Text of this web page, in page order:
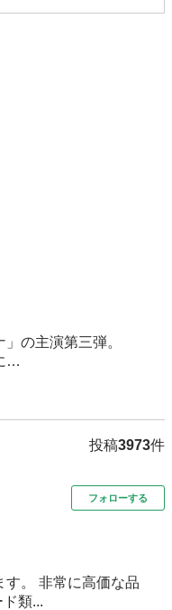
の主演第三弾。
…
投稿3973件
フォローする
す。 非常に高価な品
類...